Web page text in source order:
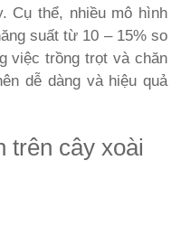
Cụ thể, nhiều mô hình
suất từ 10 – 15% so
việc trồng trọt và chăn
dễ dàng và hiệu quả
trên cây xoài